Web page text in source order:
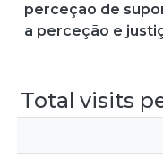
perceção de
a perceção e
Total visits